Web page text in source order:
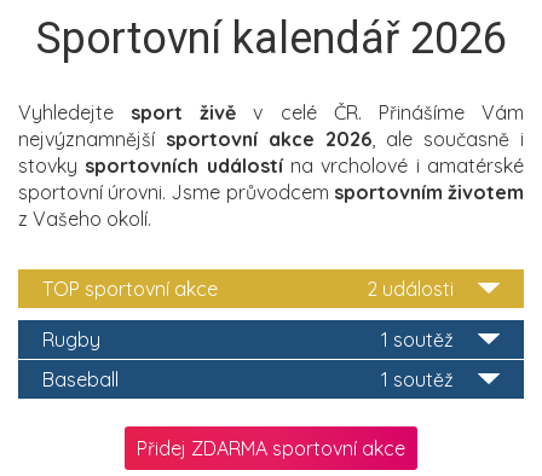
Sportovní kalendář 2026
Vyhledejte sport živě v celé ČR. Přinášíme Vám
nejvýznamnější sportovní akce 2026, ale současně i
stovky sportovních událostína vrcholové i amatérské
sportovní úrovni. Jsme průvodcem sportovním životem
z Vašeho okolí.
2 události
TOP sportovní akce
1 soutěž
Rugby
1 soutěž
Baseball
Přidej ZDARMA sportovní akce